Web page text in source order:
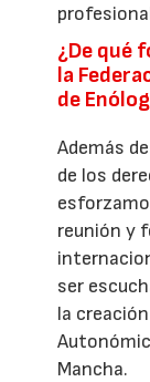
¿De qué
la
de
Además
de los
reunión y
ser
la
Mancha.